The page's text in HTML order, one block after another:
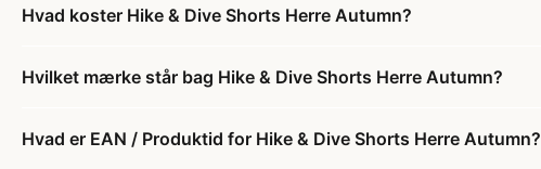
Hvad koster Hike & Dive Shorts Herre Autumn?
Hvilket mærke står bag Hike & Dive Shorts Herre Autumn?
Hvad er EAN / Produktid for Hike & Dive Shorts Herre Autumn?